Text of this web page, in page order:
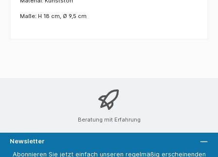
Maße: H 18 cm, Ø 9,5 cm
Beratung mit Erfahrung
Newsletter
Abonnieren Sie jetzt einfach unseren regelmäßig erscheinenden